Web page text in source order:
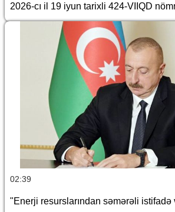
12 may tarixli 1017 nömrəli
edilməsi haqqında
2026-cı il 19 iyun tarixli 424-VIIQD
tətbiqi və “Azərbaycan Respublikası
təsdiq edilməsi haqqında” Azərbaycan
Qanununun tətbiqi barədə” Azərbaycan
Prezidentinin 2011-ci il 15 sentyabr
Fərmanında dəyişiklik edilməsi
02:39
"Enerji resurslarından səmərəli